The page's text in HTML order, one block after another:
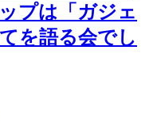
プは「ガジェ
を語る会でし